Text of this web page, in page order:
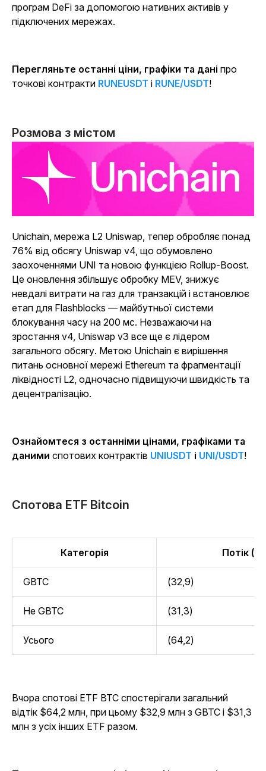
програм DeFi за допомогою нативних активів у
підключених мережах.
Перегляньте останні ціни, графіки та дані про
точкові контракти RUNEUSDT і RUNE/USDT!
Розмова з містом
Unichain, мережа L2 Uniswap, тепер обробляє понад
76% від обсягу Uniswap v4, що обумовлено
заохоченнями UNI та новою функцією Rollup-Boost.
Це оновлення збільшує обробку MEV, знижує
невдалі витрати на газ для транзакцій і встановлює
етап для Flashblocks — майбутньої системи
блокування часу на 200 мс. Незважаючи на
зростання v4, Uniswap v3 все ще є лідером
загального обсягу. Метою Unichain є вирішення
питань основної мережі Ethereum та фрагментації
ліквідності L2, одночасно підвищуючи швидкість та
децентралізацію.
Ознайомтеся з останніми цінами, графіками та
даними спотових контрактів UNIUSDT і UNI/USDT!
Спотова ETF Bitcoin
Категорія Потік
GBTC (32,9)
Не GBTC (31,3)
Усього (64,2)
Вчора спотові ETF BTC спостерігали загальний
відтік $64,2 млн, при цьому $32,9 млн з GBTC і $31,3
млн з усіх інших ETF разом.